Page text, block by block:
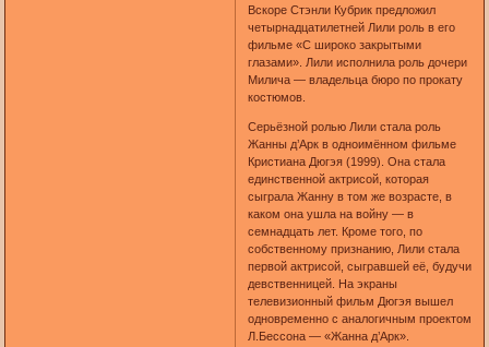
Вскоре Стэнли Кубрик предложил
четырнадцатилетней Лили роль в его
фильме «С широко закрытыми
глазами». Лили исполнила роль дочери
Милича — владельца бюро по прокату
костюмов.
Серьёзной ролью Лили стала роль
Жанны д’Арк в одноимённом фильме
Кристиана Дюгэя (1999). Она стала
единственной актрисой, которая
сыграла Жанну в том же возрасте, в
каком она ушла на войну — в
семнадцать лет. Кроме того, по
собственному признанию, Лили стала
первой актрисой, сыгравшей её, будучи
девственницей. На экраны
телевизионный фильм Дюгэя вышел
одновременно с аналогичным проектом
Л.Бессона — «Жанна д’Арк».